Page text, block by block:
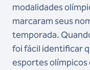
modalidades
marcaram seus
temporada.
foi fácil identificar
esportes